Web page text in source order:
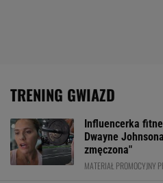
TRENING GWIAZD
Influencerka
Dwayne
zmęczona"
MATERIAŁ PROMOCYJNY